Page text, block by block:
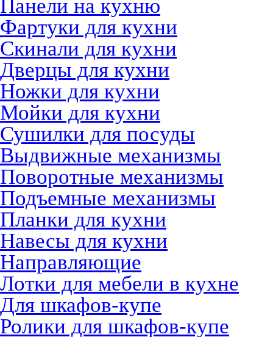
Панели на кухню
Фартуки для кухни
Скинали для кухни
Дверцы для кухни
Ножки для кухни
Мойки для кухни
Сушилки для посуды
Выдвижные механизмы
Поворотные механизмы
Подъемные механизмы
Планки для кухни
Навесы для кухни
Направляющие
Лотки для мебели в кухне
Для шкафов-купе
Ролики для шкафов-купе